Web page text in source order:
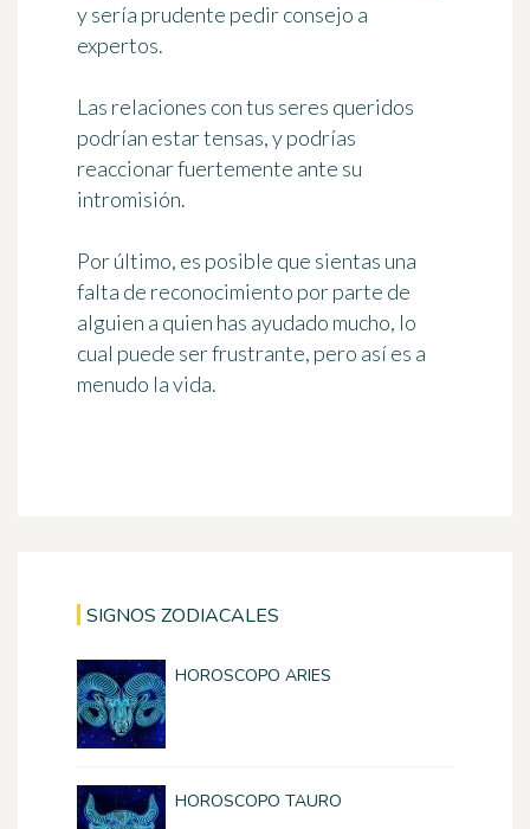
y sería prudente pedir consejo a
expertos.
Las relaciones con tus seres queridos
podrían estar tensas, y podrías
reaccionar fuertemente ante su
intromisión.
Por último, es posible que sientas una
falta de reconocimiento por parte de
alguien a quien has ayudado mucho, lo
cual puede ser frustrante, pero así es a
menudo la vida.
SIGNOS ZODIACALES
HOROSCOPO ARIES
HOROSCOPO TAURO